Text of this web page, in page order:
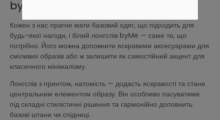
byMe: як обрати?
Кожен з нас прагне мати базовий одяг, що підходить для
будь-якої нагоди, і білий лонгслів byMe — саме те, що
потрібно. Його можна доповнити яскравими аксесуарами для
сміливих образів або ж залишити як самостійний акцент для
класичного мінімалізму.
Лонгслів з принтом, натомість — додасть яскравості та стане
центральним елементом образу. Він особливо пасуватиме
під складні стилістичні рішення та гармонійно доповнить
базові штани чи спідниці.